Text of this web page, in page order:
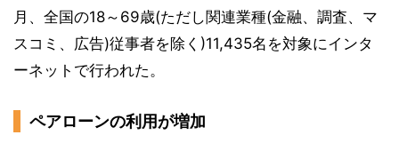
月、全国の18～69歳(ただし関連業種(金融、調査、マ
スコミ、広告)従事者を除く)11,435名を対象にインタ
ーネットで行われた。
ペアローンの利用が増加